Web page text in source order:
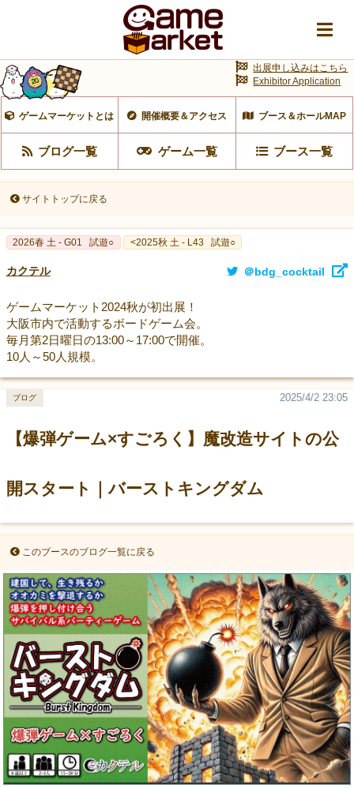
ゲームマーケットとは 開催概要＆アクセス ブース＆ホールMAP
ブログ一覧 ゲーム一覧 ブース一覧
出展申し込みはこちら
Exhibitor Application
サイトトップに戻る
2026春 土 - G01 試遊○ <2025秋 土 - L43 試遊○
カクテル ＠bdg_cocktail
ゲームマーケット2024秋が初出展！
大阪市内で活動するボードゲーム会。
毎月第2日曜日の13:00～17:00で開催。
10人～50人規模。
【爆弾ゲーム×すごろく】魔改造サイトの公
開スタート｜バーストキングダム
2025/4/2 23:05
ブログ
このブースのブログ一覧に戻る